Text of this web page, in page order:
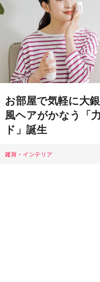
お部屋で気軽に大
風ヘアがかなう「
ド」誕生
雑貨・インテリア